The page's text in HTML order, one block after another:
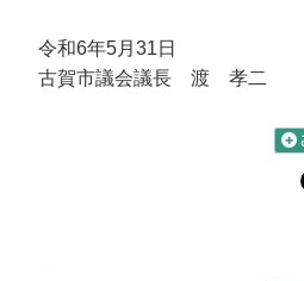
令和6年5月31日
古賀市議会議長 渡 孝二